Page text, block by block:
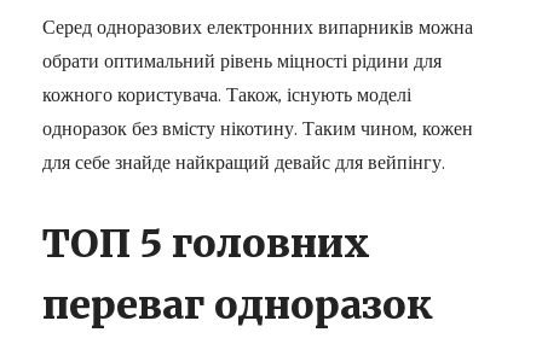
Серед одноразових електронних випарників можна
обрати оптимальний рівень міцності рідини для
кожного користувача. Також, існують моделі
одноразок без вмісту нікотину. Таким чином, кожен
для себе знайде найкращий девайс для вейпінгу.
ТОП 5 головних
переваг одноразок